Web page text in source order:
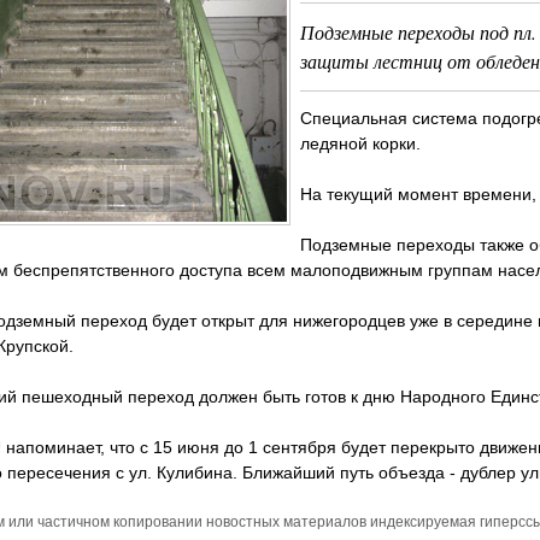
Подземные переходы под
защиты лестниц от
Специальная система
ледяной корки.
На текущий момент времени,
Подземные переходы также
беспрепятственного доступа всем малоподвижным группам
переход будет открыт для нижегородцев уже в
пешеходный переход должен быть готов к дню Народного
напоминает, что с 15 июня до 1 сентября будет перекрыто
пересечения с ул. Кулибина. Ближайший путь объезда - дублер
или частичном копировании новостных материалов индексируемая